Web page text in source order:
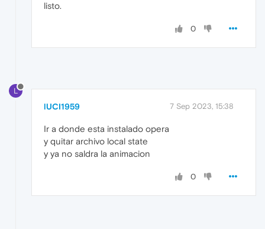
listo.
0
L
lUCI1959 7 Sep 2023, 15:38
Ir a donde esta instalado opera
y quitar archivo local state
y ya no saldra la animacion
0